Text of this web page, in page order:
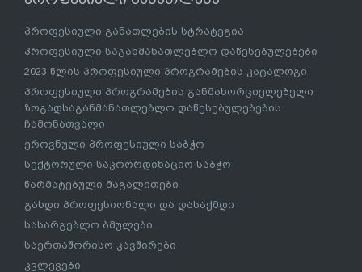
პროფესიული განათლების სტრატეგია
პროფესიული საგანმანათლებლო დაწესებულებები
2023 წლის პროფესიული პროგრამების კატალოგი
პროფესიული პროგრამების განმახორციელებელი
ზოგადსაგანმანათლებლო დაწესებულებების
ჩამონათვალი
ეროვნული პროფესიული საბჭო
სექტორული საკოორდინაციო საბჭო
წარმატებული მაგალითები
გახდი პროფესიონალი და დასაქმდი
სასარგებლო ბმულები
საერთაშორისო კავშირები
კვლევები